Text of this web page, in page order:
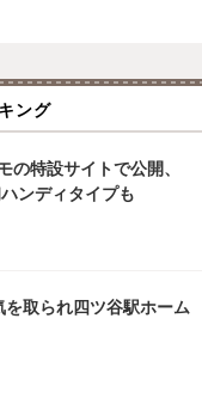
ング
の特設サイトで公開、
ンディタイプも
取られ四ツ谷駅ホーム